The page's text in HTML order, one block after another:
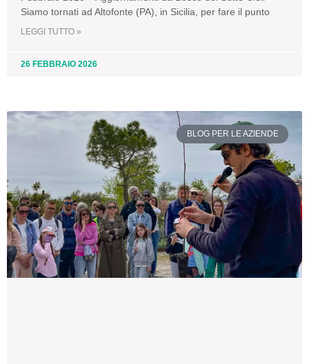
Siamo tornati ad Altofonte (PA), in Sicilia, per fare il punto
LEGGI TUTTO »
26 FEBBRAIO 2026
BLOG PER LE AZIENDE